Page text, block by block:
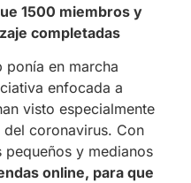
1500 miembros y
completadas
ponía en marcha
enfocada a
visto especialmente
coronavirus. Con
pequeños y medianos
online, para que